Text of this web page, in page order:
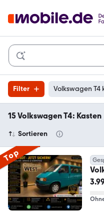
Filter Volkswagen T4
15 Volkswagen T4: Kasten
Sortieren
Top